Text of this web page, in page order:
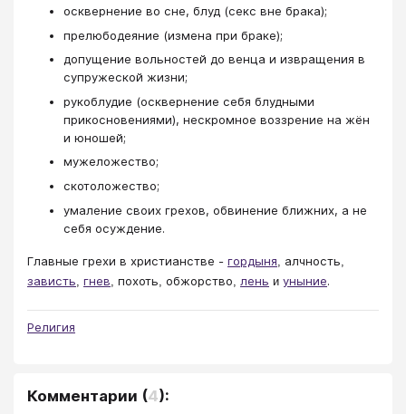
осквернение во сне, блуд (секс вне брака);
прелюбодеяние (измена при браке);
допущение вольностей до венца и извращения в
супружеской жизни;
рукоблудие (осквернение себя блудными
прикосновениями), нескромное воззрение на жён
и юношей;
мужеложество;
скотоложество;
умаление своих грехов, обвинение ближних, а не
себя осуждение.
Главные грехи в христианстве - гордыня алчность
зависть гнев похоть обжорство лень и уныние.
Религия
Комментарии (4):